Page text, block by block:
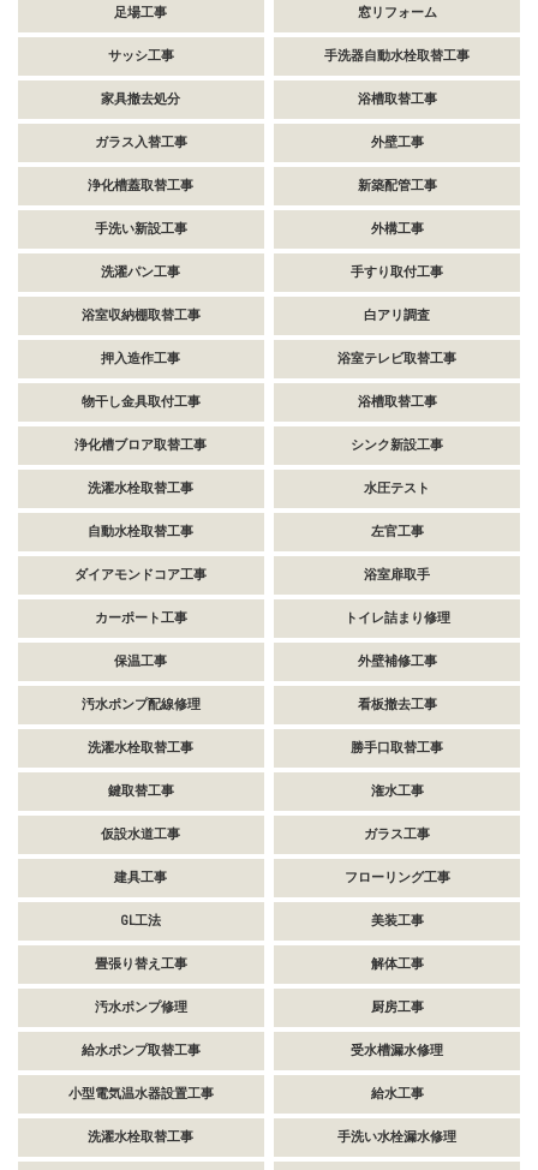
足場工事 窓リフォーム
サッシ工事 手洗器自動水栓取替工事
家具撤去処分 浴槽取替工事
ガラス入替工事 外壁工事
浄化槽蓋取替工事 新築配管工事
手洗い新設工事 外構工事
洗濯パン工事 手すり取付工事
浴室収納棚取替工事 白アリ調査
押入造作工事 浴室テレビ取替工事
物干し金具取付工事 浴槽取替工事
浄化槽ブロア取替工事 シンク新設工事
洗濯水栓取替工事 水圧テスト
自動水栓取替工事 左官工事
ダイアモンドコア工事 浴室扉取手
カーポート工事 トイレ詰まり修理
保温工事 外壁補修工事
汚水ポンプ配線修理 看板撤去工事
洗濯水栓取替工事 勝手口取替工事
鍵取替工事 潅水工事
仮設水道工事 ガラス工事
建具工事 フローリング工事
GL工法 美装工事
畳張り替え工事 解体工事
汚水ポンプ修理 厨房工事
給水ポンプ取替工事 受水槽漏水修理
小型電気温水器設置工事 給水工事
洗濯水栓取替工事 手洗い水栓漏水修理